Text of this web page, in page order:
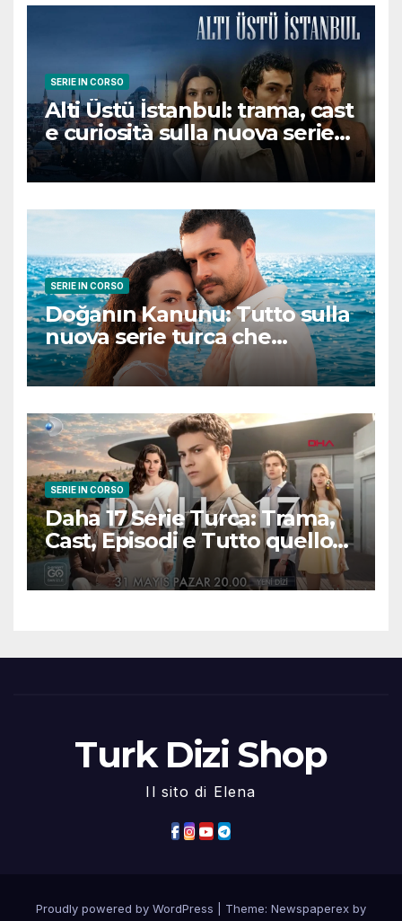
SERIE IN CORSO
Alti Üstü İstanbul: trama, cast
e curiosità sulla nuova serie
turca ambientata a Ziyanker
SERIE IN CORSO
Doğanın Kanunu: Tutto sulla
nuova serie turca che
promette emozioni e colpi di
scena
SERIE IN CORSO
Daha 17 Serie Turca: Trama,
Cast, Episodi e Tutto quello
che Devi Sapere
Turk Dizi Shop
Il sito di Elena
Proudly powered by WordPress Theme: Newspaperex by